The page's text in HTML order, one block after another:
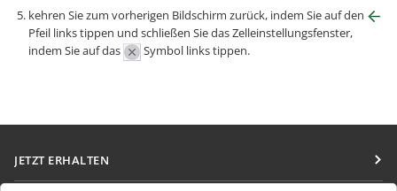
kehren Sie zum vorherigen Bildschirm zurück, indem Sie auf den
Pfeil links tippen und schließen Sie das Zelleinstellungsfenster,
indem Sie auf das
Symbol links tippen.
JETZT ERHALTEN